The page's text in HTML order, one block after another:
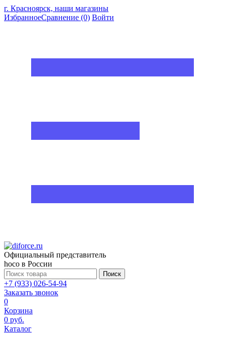
г. Красноярск, наши магазины
ИзбранноеСравнение (0) Войти
Официальный представитель
hoco в России
Поиск
+7 (933) 026-54-94
Заказать звонок
0
Корзина
0 руб.
Каталог